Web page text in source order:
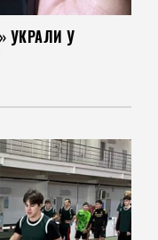
УКРАЛИ У